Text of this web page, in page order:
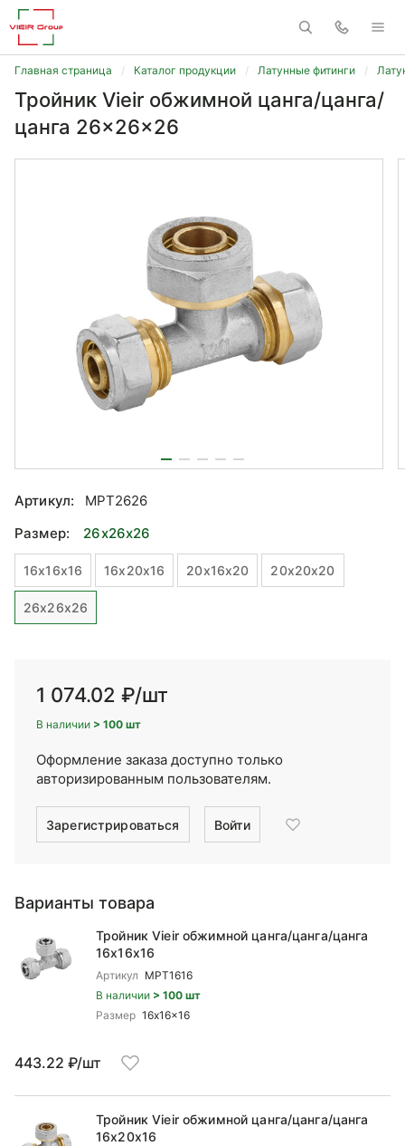
Главная страница Каталог продукции Латунные фитинги
Тройник Vieir обжимной цанга/цанга/
цанга 26x26x26
Артикул:
MPT2626
Размер:
26x26x26
16x16x16 16x20x16 20x16x20 20x20x20
26x26x26
1 074.02 ₽/шт
В наличии > 100 шт
Оформление заказа доступно только
авторизированным пользователям.
Зарегистрироваться Войти
Варианты товара
Тройник Vieir обжимной цанга/цанга/цанга
16x16x16
Артикул MPT1616
В наличии > 100 шт
Размер 16x16x16
443.22 ₽/шт
Тройник Vieir обжимной цанга/цанга/цанга
16x20x16